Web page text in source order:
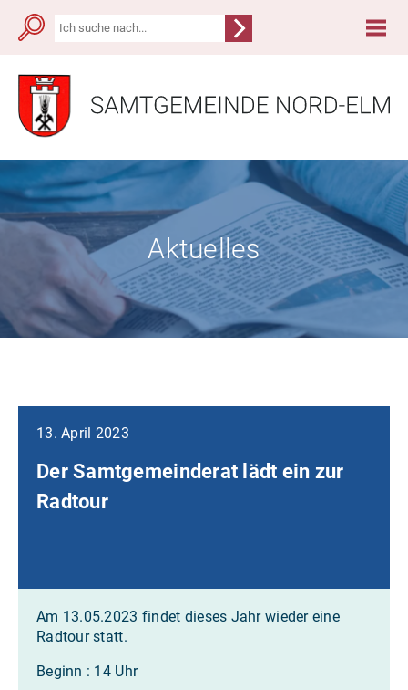
Aktuelles
13. April 2023
Der Samtgemeinderat lädt ein zur
Radtour
Am 13.05.2023 findet dieses Jahr wieder eine
Radtour statt.
Beginn : 14 Uhr